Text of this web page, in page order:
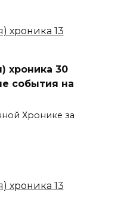
хроника 30
события на
Хронике за